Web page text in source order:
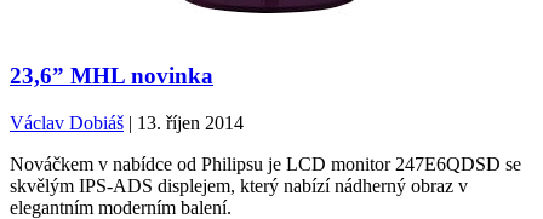
23,6” MHL novinka
Václav Dobiáš | 13. říjen 2014
Nováčkem v nabídce od Philipsu je LCD monitor 247E6QDSD se
skvělým IPS-ADS displejem, který nabízí nádherný obraz v
elegantním moderním balení.